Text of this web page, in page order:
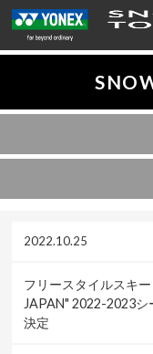
2022.10.25
フリースタイルスキ
JAPAN" 2022-2023
決定